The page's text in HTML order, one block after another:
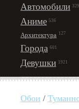
Автомобили
Аниме 536
Архитектура 127
Города 601
Девушки 1921
Обои /